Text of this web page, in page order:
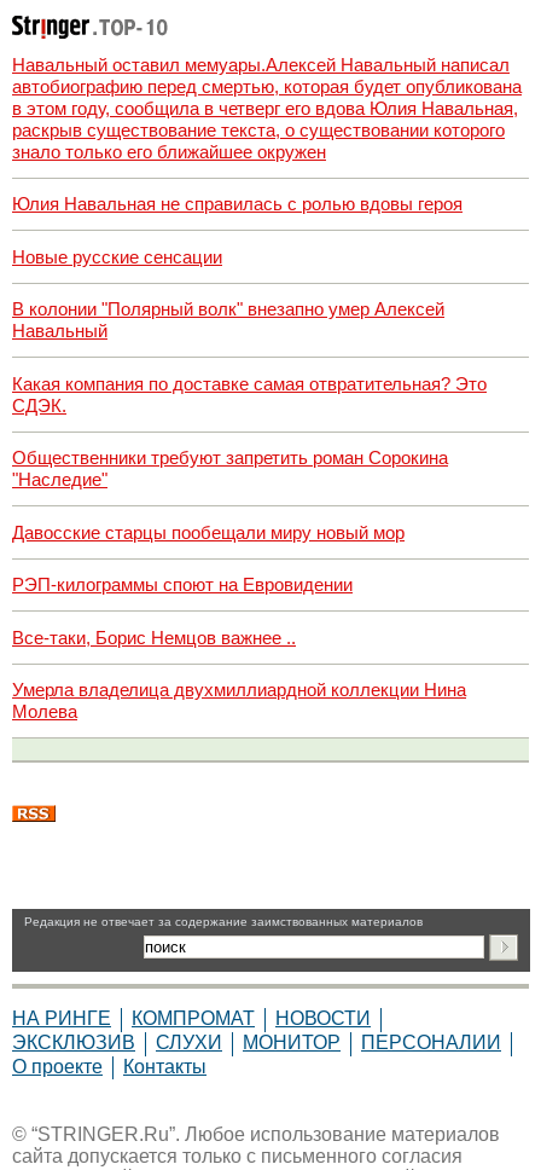
Навальный оставил мемуары.Алексей Навальный написал
автобиографию перед смертью, которая будет опубликована
в этом году, сообщила в четверг его вдова Юлия Навальная,
раскрыв существование текста, о существовании которого
знало только его ближайшее окружен
Юлия Навальная не справилась с ролью вдовы героя
Новые русские сенсации
В колонии "Полярный волк" внезапно умер Алексей
Навальный
Какая компания по доставке самая отвратительная? Это
СДЭК.
Общественники требуют запретить роман Сорокина
"Наследие"
Давосские старцы пообещали миру новый мор
РЭП-килограммы споют на Евровидении
Все-таки, Борис Немцов важнее ..
Умерла владелица двухмиллиардной коллекции Нина
Молева
Pедакция не отвечает за содержание заимствованных материалов
НА РИНГЕ КОМПРОМАТ
НОВОСТИ
ЭКСКЛЮЗИВ
СЛУХИ МОНИТОР
ПЕРСОНАЛИИ
О проекте
Контакты
© “STRINGER.Ru”. Любое использование материалов
сайта допускается только с письменного согласия